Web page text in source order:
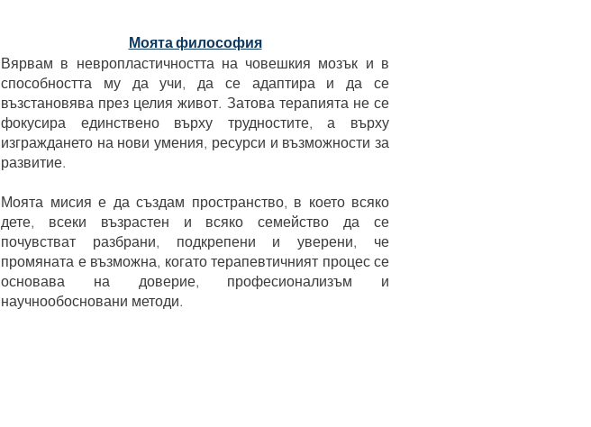
Моята философия
Вярвам в невропластичността на човешкия мозък и в
способността му да учи, да се адаптира и да се
възстановява през целия живот. Затова терапията не се
фокусира единствено върху трудностите, а върху
изграждането на нови умения, ресурси и възможности за
развитие.
Моята мисия е да създам пространство, в което всяко
дете, всеки възрастен и всяко семейство да се
почувстват разбрани, подкрепени и уверени, че
промяната е възможна, когато терапевтичният процес се
основава на доверие, професионализъм и
научнообосновани методи.